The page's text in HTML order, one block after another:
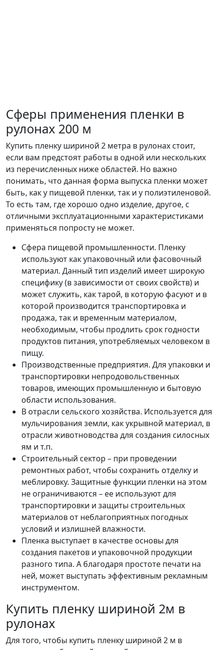
Сферы применения пленки в
рулонах 200 м
Купить пленку шириной 2 метра в рулонах стоит,
если вам предстоят работы в одной или нескольких
из перечисленных ниже областей. Но важно
понимать, что данная форма выпуска пленки может
быть, как у пищевой пленки, так и у полиэтиленовой.
То есть там, где хорошо одно изделие, другое, с
отличными эксплуатационными характеристиками
применяться попросту не может.
Сфера пищевой промышленности. Пленку
используют как упаковочный или фасовочный
материал. Данный тип изделий имеет широкую
специфику (в зависимости от своих свойств) и
может служить, как тарой, в которую фасуют и в
которой производится транспортировка и
продажа, так и временным материалом,
необходимым, чтобы продлить срок годности
продуктов питания, употребляемых человеком в
пищу.
Производственные предприятия. Для упаковки и
транспортировки непродовольственных
товаров, имеющих промышленную и бытовую
области использования.
В отрасли сельского хозяйства. Используется для
мульчирования земли, как укрывной материал, в
отрасли животноводства для создания силосных
ям и т.п.
Строительный сектор – при проведении
ремонтных работ, чтобы сохранить отделку и
меблировку. Защитные функции пленки на этом
не ограничиваются – ее используют для
транспортировки и защиты строительных
материалов от неблагоприятных погодных
условий и излишней влажности.
Пленка выступает в качестве основы для
создания пакетов и упаковочной продукции
разного типа. А благодаря простоте печати на
ней, может выступать эффективным рекламным
инструментом.
Купить пленку шириной 2м в
рулонах
Для того, чтобы купить пленку шириной 2 м в